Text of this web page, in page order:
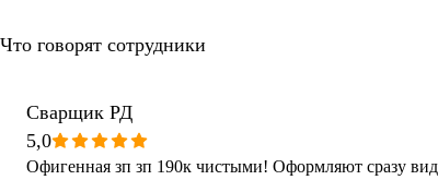
Что говорят сотрудники
Сварщик РД
5,0
Офигенная зп зп 190к чистыми! Оформляют сразу